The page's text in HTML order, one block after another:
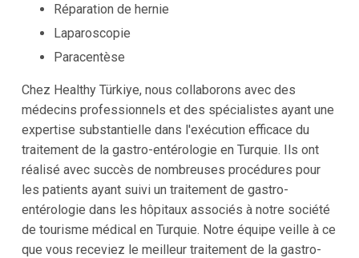
Réparation de hernie
Laparoscopie
Paracentèse
Chez Healthy Türkiye, nous collaborons avec des
médecins professionnels et des spécialistes ayant une
expertise substantielle dans l'exécution efficace du
traitement de la gastro-entérologie en Turquie. Ils ont
réalisé avec succès de nombreuses procédures pour
les patients ayant suivi un traitement de gastro-
entérologie dans les hôpitaux associés à notre société
de tourisme médical en Turquie. Notre équipe veille à ce
que vous receviez le meilleur traitement de la gastro-